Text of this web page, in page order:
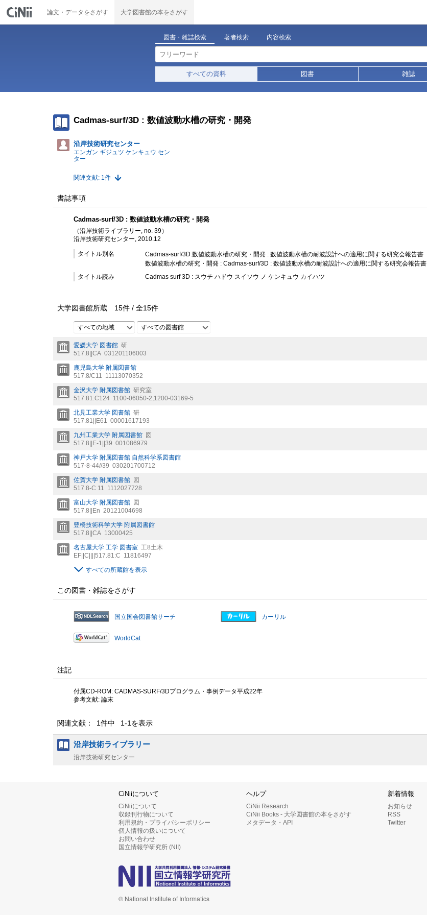
論文・データをさがす 大学図書館の本をさがす
図書・雑誌検索 著者検索 内容検索
すべての資料 図書 雑誌
Cadmas-surf/3D : 数値波動水槽の研究・開発
沿岸技術研究センター
エンガン ギジュツ ケンキュウ セン
ター
関連文献: 1件
書誌事項
Cadmas-surf/3D : 数値波動水槽の研究・開発
（沿岸技術ライブラリー, no. 39）
沿岸技術研究センター, 2010.12
タイトル別名
Cadmas-surf/3D:数値波動水槽の研究・開発 : 数値波動水槽の耐波設計への適用に関する研究会報告書
数値波動水槽の研究・開発 : Cadmas-surf/3D : 数値波動水槽の耐波設計への適用に関する研究会報告書
タイトル読み
Cadmas surf 3D : スウチ ハドウ スイソウ ノ ケンキュウ カイハツ
大学図書館所蔵 15件 / 全15件
すべての地域 すべての図書館
愛媛大学 図書館 研
517.8||CA 031201106003
鹿児島大学 附属図書館
517.8/C11 11113070352
金沢大学 附属図書館 研究室
517.81:C124 1100-06050-2,1200-03169-5
北見工業大学 図書館 研
517.81||E61 00001617193
九州工業大学 附属図書館 図
517.8||E-1||39 001086979
神戸大学 附属図書館 自然科学系図書館
517-8-44//39 030201700712
佐賀大学 附属図書館 図
517.8-C 11 1112027728
富山大学 附属図書館 図
517.8||En 20121004698
豊橋技術科学大学 附属図書館
517.8||CA 13000425
名古屋大学 工学 図書室 工8土木
EF||C||||517.81:C 11816497
すべての所蔵館を表示
この図書・雑誌をさがす
国立国会図書館サーチ カーリル
WorldCat
注記
付属CD-ROM: CADMAS-SURF/3Dプログラム・事例データ平成22年
参考文献: 論末
関連文献： 1件中 1-1を表示
沿岸技術ライブラリー
沿岸技術研究センター
CiNiiについて
CiNiiについて
収録刊行物について
利用規約・プライバシーポリシー
個人情報の扱いについて
お問い合わせ
国立情報学研究所 (NII)
ヘルプ
CiNii Research
CiNii Books - 大学図書館の本をさがす
メタデータ・API
新着情報
お知らせ
RSS
Twitter
© National Institute of Informatics